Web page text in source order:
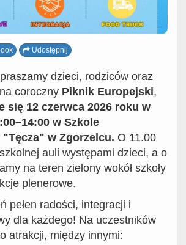
Udostępnij
dzieci, rodziców oraz
coroczny Piknik Europejski,
się 12 czerwca 2026 roku w
w Szkole
w Zgorzelcu. O 11.00
auli występami dzieci, a o
na teren zielony wokół szkoły
plenerowe.
pełen radości, integracji i
dla każdego! Na uczestników
atrakcji, między innymi: